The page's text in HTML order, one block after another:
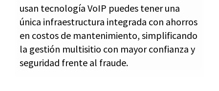
usan tecnología VoIP puedes tener una
única infraestructura integrada con ahorros
en costos de mantenimiento, simplificando
la gestión multisitio con mayor confianza y
seguridad frente al fraude.